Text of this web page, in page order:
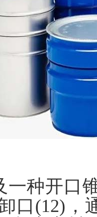
一种开口
口(12)，